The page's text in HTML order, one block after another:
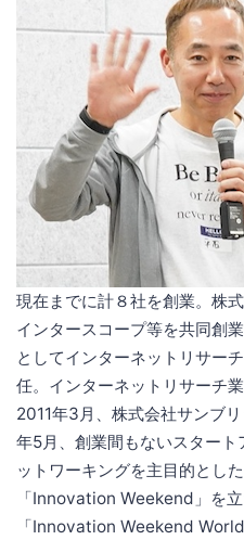
現在までに計８社を創業。株
インタースコープ等を共同創
としてインターネットリサー
任。インターネットリサーチ
2011年3月、株式会社サンブ
年5月、創業間もないスター
ットワーキングを主目的とし
「Innovation Weekend」を
「Innovation Weekend